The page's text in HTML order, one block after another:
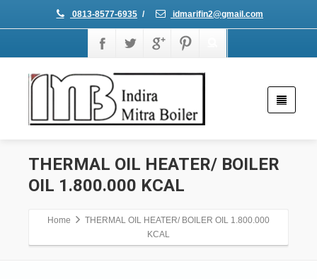
0813-8577-6935 / idmarifin2@gmail.com
THERMAL OIL HEATER/ BOILER
OIL 1.800.000 KCAL
Home
THERMAL OIL HEATER/ BOILER OIL 1.800.000
KCAL